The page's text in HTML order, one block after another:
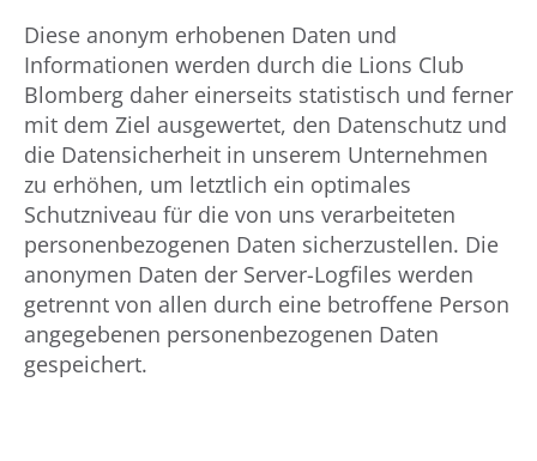
Diese anonym erhobenen Daten und
Informationen werden durch die Lions Club
Blomberg daher einerseits statistisch und ferner
mit dem Ziel ausgewertet, den Datenschutz und
die Datensicherheit in unserem Unternehmen
zu erhöhen, um letztlich ein optimales
Schutzniveau für die von uns verarbeiteten
personenbezogenen Daten sicherzustellen. Die
anonymen Daten der Server-Logfiles werden
getrennt von allen durch eine betroffene Person
angegebenen personenbezogenen Daten
gespeichert.